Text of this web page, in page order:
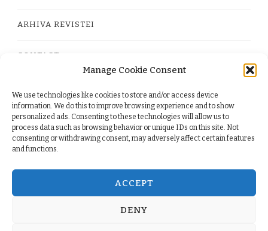
Manage Cookie Consent
We use technologies like cookies to store and/or access device
information. We do this to improve browsing experience and to show
personalized ads. Consenting to these technologies will allow us to
process data such as browsing behavior or unique IDs on this site. Not
consenting or withdrawing consent, may adversely affect certain features
and functions.
ACCEPT
DENY
ARHIVA REVISTEI
CONTACT
PRIVACY POLICY
TERMS